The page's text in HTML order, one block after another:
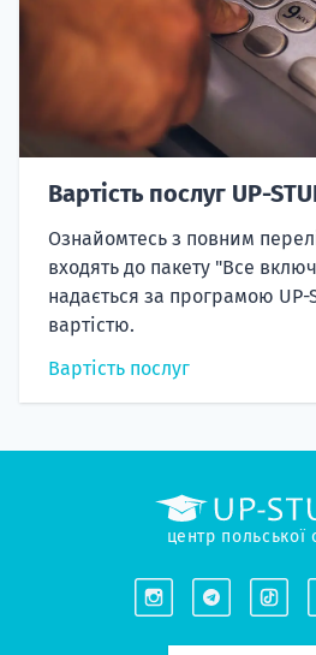
Вартість послуг UP-
Ознайомтесь з повним
входять до пакету "Все
надається за програмою UP-
вартістю.
Вартість послуг
центр польської